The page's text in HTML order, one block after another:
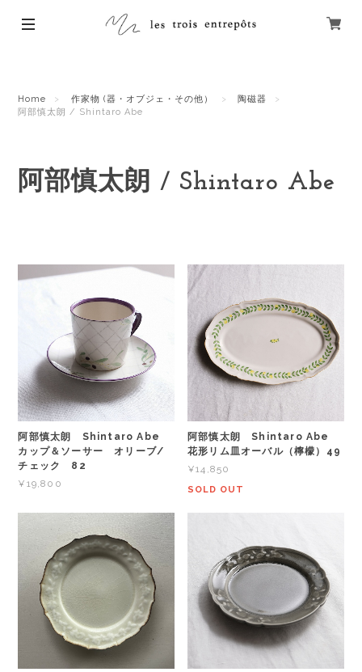
Home 作家物 (器・オブジェ・その他）
陶磁器
阿部慎太朗 / Shintaro Abe
阿部慎太朗 / Shintaro Abe
阿部慎太朗 Shintaro Abe
カップ＆ソーサー オリーブ/
チェック 82
¥19,800
阿部慎太朗 Shintaro Abe
花形リム皿オーバル（檸檬）49
¥14,850
SOLD OUT